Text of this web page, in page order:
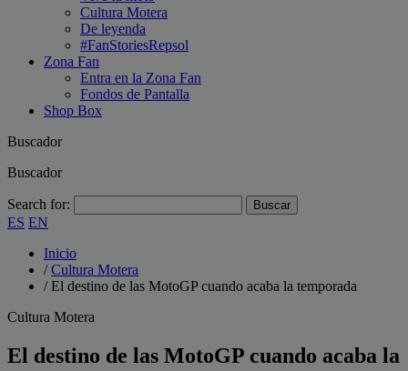
Cultura Motera
De leyenda
#FanStoriesRepsol
Zona Fan
Entra en la Zona Fan
Fondos de Pantalla
Shop Box
Buscador
Buscador
Search for:
ES EN
Inicio
/Cultura Motera
/El destino de las MotoGP cuando acaba la temporada
Cultura Motera
El destino de las MotoGP cuando acaba la